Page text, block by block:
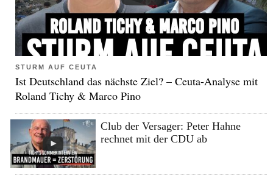
STURM AUF CEUTA
Ist Deutschland das nächste Ziel? – Ceuta-Analyse mit
Roland Tichy & Marco Pino
Club der Versager: Peter Hahne
rechnet mit der CDU ab